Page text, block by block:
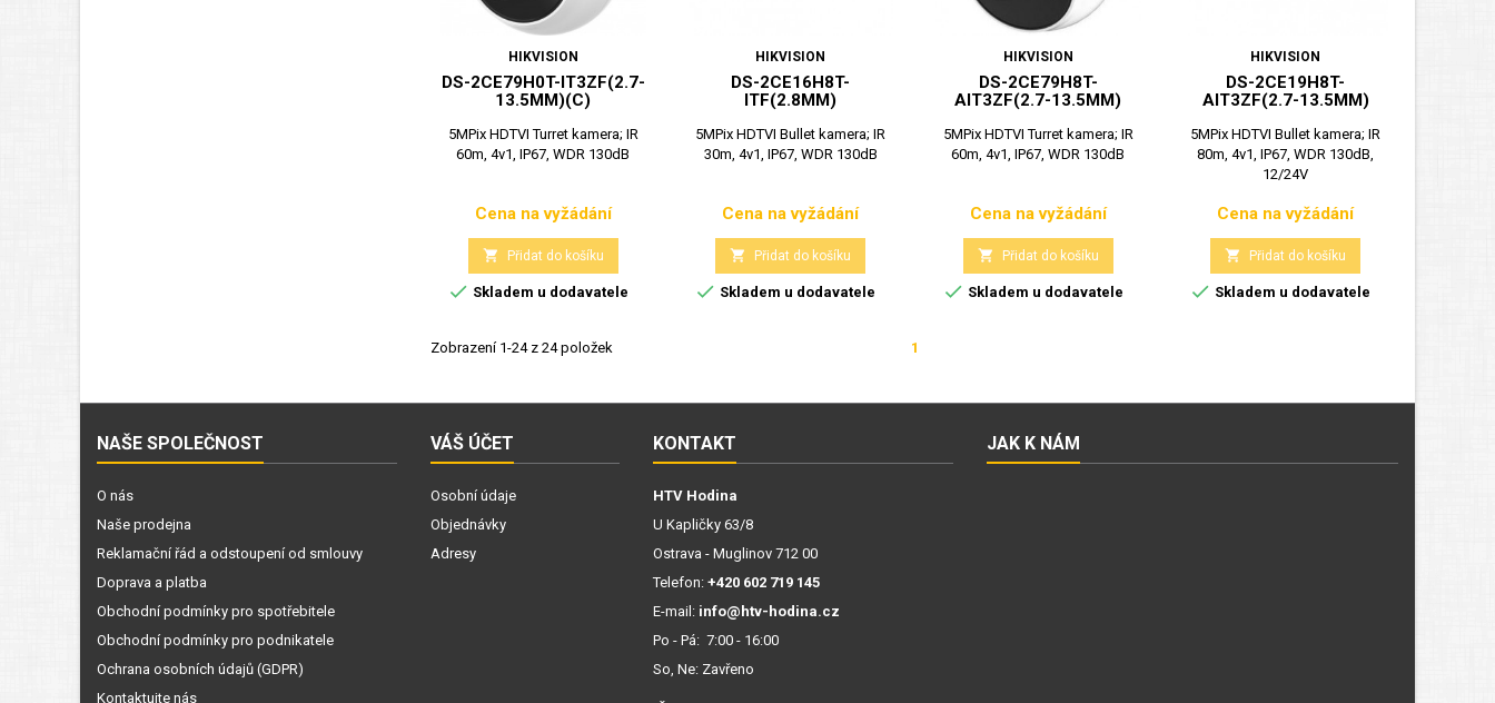
HIKVISION
DS-2CE79H0T-IT3ZF(2.7-
13.5MM)(C)
5MPix HDTVI Turret kamera; IR
60m, 4v1, IP67, WDR 130dB
Cena
Cena na vyžádání
 Přidat do košíku
 Skladem u dodavatele
HIKVISION
DS-2CE16H8T-
ITF(2.8MM)
5MPix HDTVI Bullet kamera; IR
30m, 4v1, IP67, WDR 130dB
Cena
Cena na vyžádání
 Přidat do košíku
 Skladem u dodavatele
HIKVISION
DS-2CE79H8T-
AIT3ZF(2.7-13.5MM)
5MPix HDTVI Turret kamera; IR
60m, 4v1, IP67, WDR 130dB
Cena
Cena na vyžádání
 Přidat do košíku
 Skladem u dodavatele
HIKVISION
DS-2CE19H8T-
AIT3ZF(2.7-13.5MM)
5MPix HDTVI Bullet kamera; IR
80m, 4v1, IP67, WDR 130dB,
12/24V
Cena
Cena na vyžádání
 Přidat do košíku
 Skladem u dodavatele
Zobrazení 1-24 z 24 položek 1
NAŠE SPOLEČNOST
O nás
Naše prodejna
Reklamační řád a odstoupení od smlouvy
Doprava a platba
Obchodní podmínky pro spotřebitele
Obchodní podmínky pro podnikatele
Ochrana osobních údajů (GDPR)
Kontaktujte nás
VÁŠ ÚČET
Osobní údaje
Objednávky
Adresy
KONTAKT
HTV Hodina
U Kapličky 63/8
Ostrava - Muglinov 712 00
Telefon: +420 602 719 145
E-mail: info@htv-hodina.cz
Po - Pá: 7:00 - 16:00
So, Ne: Zavřeno
JAK K NÁM